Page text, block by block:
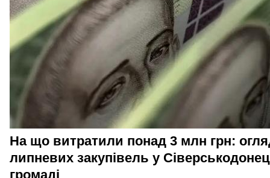
На що витратили понад 3 млн грн:
липневих закупівель у
громаді